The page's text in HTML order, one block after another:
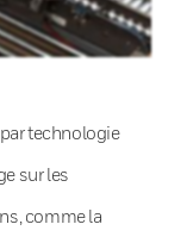
technologie
sur les
comme la